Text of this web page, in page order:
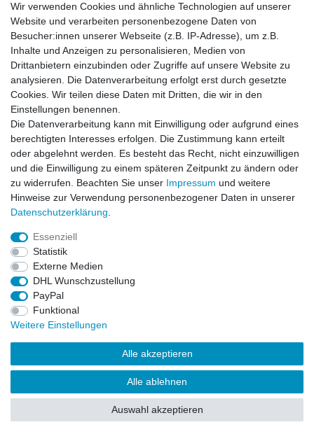
Impressum
Widerrufs­recht
© Copyright 2026 | Alle Rechte vorbehalten.
Wir verwenden Cookies und ähnliche Technologien auf unserer
Website und verarbeiten personenbezogene Daten von
Besucher:innen unserer Webseite (z.B. IP-Adresse), um z.B.
Inhalte und Anzeigen zu personalisieren, Medien von
Drittanbietern einzubinden oder Zugriffe auf unsere Website zu
analysieren. Die Datenverarbeitung erfolgt erst durch gesetzte
Cookies. Wir teilen diese Daten mit Dritten, die wir in den
Einstellungen benennen.
Die Datenverarbeitung kann mit Einwilligung oder aufgrund eines
berechtigten Interesses erfolgen. Die Zustimmung kann erteilt
oder abgelehnt werden. Es besteht das Recht, nicht einzuwilligen
und die Einwilligung zu einem späteren Zeitpunkt zu ändern oder
zu widerrufen. Beachten Sie unser Impressum und weitere
Hinweise zur Verwendung personenbezogener Daten in unserer
Daten­schutz­erklärung
Essenziell
Statistik
Externe Medien
DHL Wunschzustellung
PayPal
Funktional
Weitere Einstellungen
Alle akzeptieren
Alle ablehnen
Auswahl akzeptieren